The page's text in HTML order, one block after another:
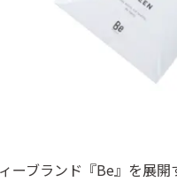
ーブランド『Be』を展